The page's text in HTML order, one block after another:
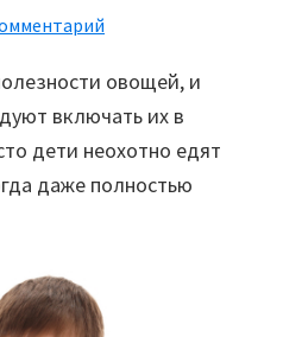
овощей, и
включать их в
дети неохотно едят
даже полностью